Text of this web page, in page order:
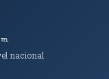
℡
nacional